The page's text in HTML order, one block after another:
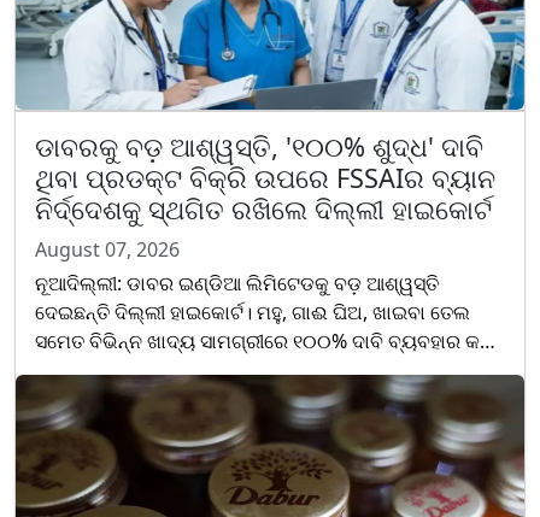
ଡାବରକୁ ବଡ଼ ଆଶ୍ୱସ୍ତି, '୧୦୦% ଶୁଦ୍ଧ' ଦାବି
ଥିବା ପ୍ରଡକ୍ଟ ବିକ୍ରି ଉପରେ FSSAIର ବ୍ୟାନ
ନିର୍ଦ୍ଦେଶକୁ ସ୍ଥଗିତ ରଖିଲେ ଦିଲ୍ଲୀ ହାଇକୋର୍ଟ
August 07, 2026
ନୂଆଦିଲ୍ଲୀ: ଡାବର ଇଣ୍ଡିଆ ଲିମିଟେଡକୁ ବଡ଼ ଆଶ୍ୱସ୍ତି
ଦେଇଛନ୍ତି ଦିଲ୍ଲୀ ହାଇକୋର୍ଟ। ମହୁ, ଗାଈ ଘିଅ, ଖାଇବା ତେଲ
ସମେତ ବିଭିନ୍ନ ଖାଦ୍ୟ ସାମଗ୍ରୀରେ ୧୦୦% ଦାବି ବ୍ୟବହାର କରି
ବିକ୍ରି କରିବାକୁ ବାରଣ କରି ଭାରତୀୟ ଖାଦ୍ୟ ସୁରକ୍ଷା ଓ ମାନକ
ପ......